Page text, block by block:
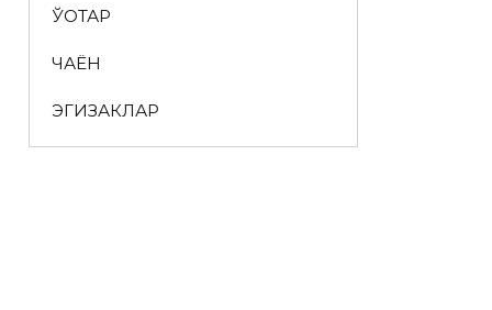
ЎҚОТАР
ЧАЁН
ЭГИЗАКЛАР